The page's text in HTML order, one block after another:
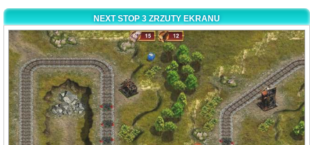
NEXT STOP 3 ZRZUTY EKRANU